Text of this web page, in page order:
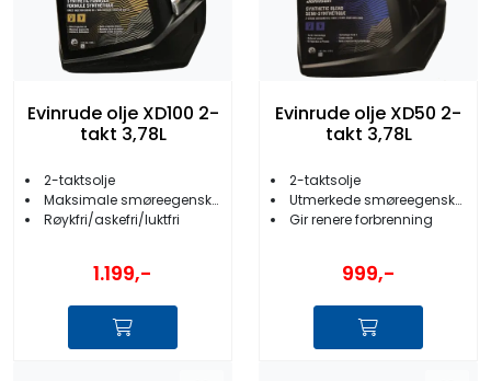
Evinrude olje XD100 2-
takt 3,78L
2-taktsolje
Maksimale smøreegenskaper
Røykfri/askefri/luktfri
1.199,-
Evinrude olje XD50 2-
takt 3,78L
2-taktsolje
Utmerkede smøreegenskaper
Gir renere forbrenning
999,-